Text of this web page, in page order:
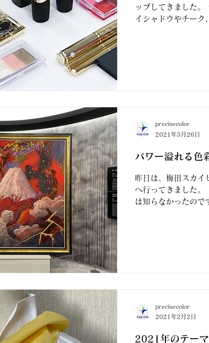
ップしてきました
イシャドウやチーク
パワー溢れる色
昨日は、梅田スカイ
へ行ってきました。
は知らなかったので
precisecolor
2021年3月26日
2021年のテーマ
precisecolor
2021年2月2日